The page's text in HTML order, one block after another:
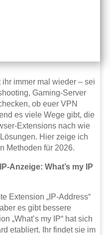
ihr immer mal wieder – sei
Gaming-Server
ob euer VPN
es viele Wege gibt, die
Extensions nach wie
Hier zeige ich
Methoden für 2026.
Anzeige: What’s my IP
Extension „IP-Address“
es gibt bessere
„What’s my IP“ hat sich
etabliert. Ihr findet sie im